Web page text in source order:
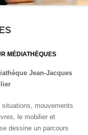
MÉDIATHÈQUES
Jean-Jacques
mouvements
le mobilier et
dessine un parcours